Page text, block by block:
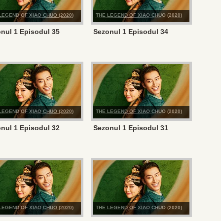
OF XIAO CHUO (2020)
1 Episodul 35
THE LEGEND OF XIAO CHUO (2020)
Sezonul 1 Episodul 34
OF XIAO CHUO (2020)
1 Episodul 32
THE LEGEND OF XIAO CHUO (2020)
Sezonul 1 Episodul 31
OF XIAO CHUO (2020) THE LEGEND OF XIAO CHUO (2020)